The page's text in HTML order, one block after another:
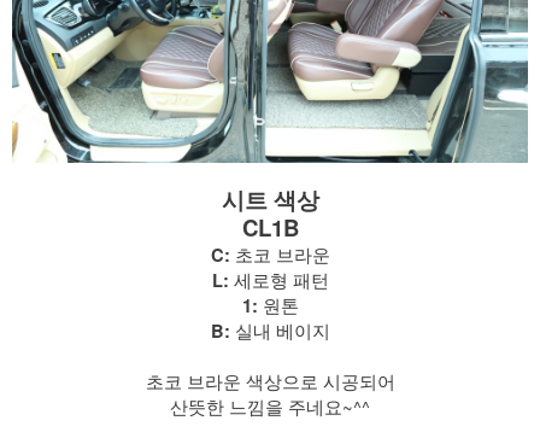
시트 색상
CL1B
C: 초코 브라운
L: 세로형 패턴
1: 원톤
B: 실내 베이지
초코 브라운 색상으로 시공되어
산뜻한 느낌을 주네요~^^